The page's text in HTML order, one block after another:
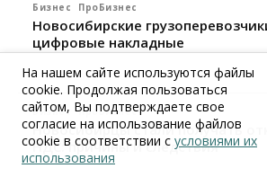
Бизнес ПроБизнес
Новосибирские
цифровые накладные
28 июля 2026, 11:00
Бизнес ПроБизнес
Новосибирцы стали получать
НДС: причины и следствия
На нашем сайте используются файлы
cookie. Продолжая пользоваться
сайтом, Вы подтверждаете свое
согласие на использование файлов
cookie в соответствии с условиями их
использования